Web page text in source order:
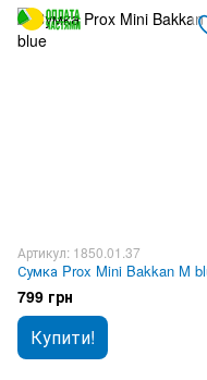
Артикул: 1850.01.37
Сумка Prox Mini Bakkan M
799 грн
Купити!